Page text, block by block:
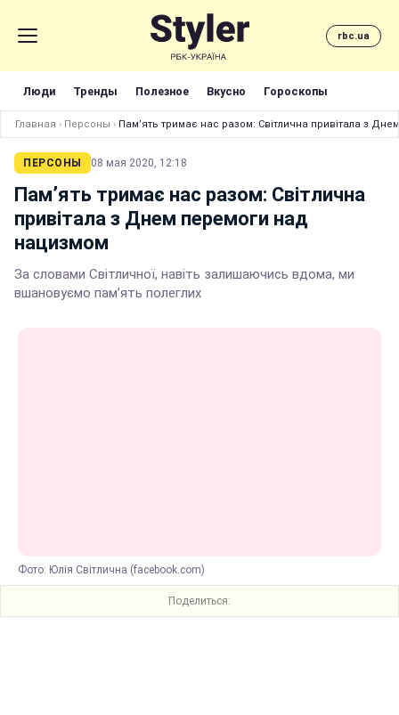
rbc.ua
Люди Тренды Полезное Вкусно Гороскопы
Главная › Персоны › Пам’ять тримає нас разом: Світлична привітала з
ПЕРСОНЫ 08 мая 2020, 12:18
Пам’ять тримає нас разом: Світлична
привітала з Днем перемоги над
нацизмом
За словами Світличної, навіть залишаючись вдома, ми
вшановуємо пам’ять полеглих
Фото: Юлія Світлична (facebook.com)
Поделиться: